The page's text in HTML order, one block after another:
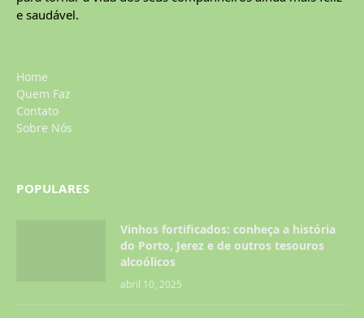
e saudável.
Home
Quem Faz
Contato
Sobre Nós
POPULARES
Vinhos fortificados: conheça a história
do Porto, Jerez e de outros tesouros
alcoólicos
abril 10, 2025